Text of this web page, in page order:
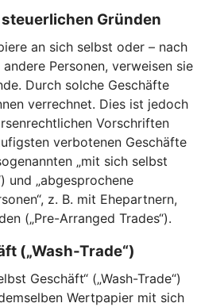
Gründen
an sich selbst oder – nach
Personen, verweisen sie
Durch solche Geschäfte
verrechnet. Dies ist jedoch
Vorschriften
verbotenen Geschäfte
„mit sich selbst
und „abgesprochene
z. B. mit Ehepartnern,
(„Pre-Arranged Trades“).
(„Wash-Trade“)
Geschäft“ („Wash-Trade“)
Wertpapier mit sich